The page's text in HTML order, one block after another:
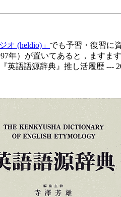
オ (heldio)」 でも予習・復習に
年）が置いてあると，ます
英語語源辞典』推し活履歴 ---